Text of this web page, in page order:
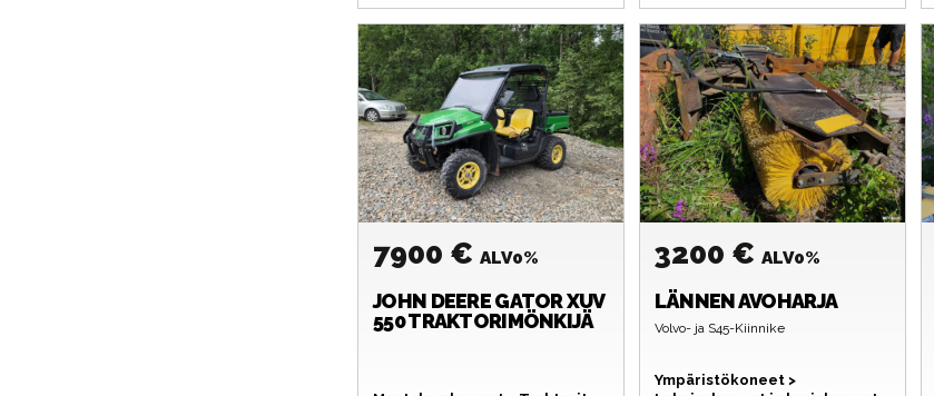
7900 €ALV0%
JOHN DEEREGATOR XUV
550 TRAKTORIMÖNKIJÄ
3200 € ALV0%
LÄNNENAVOHARJA
Volvo- ja S45-Kiinnike
Ympäristökoneet >